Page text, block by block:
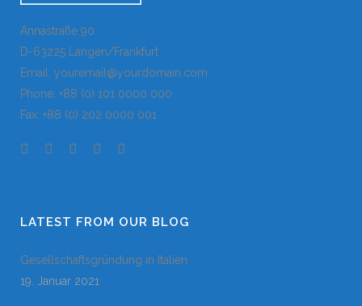
Annastraße 90
D-63225 Langen/Frankfurt
Email: youremail@yourdomain.com
Phone: +88 (0) 101 0000 000
Fax: +88 (0) 202 0000 001
LATEST FROM OUR BLOG
Gesellschaftsgründung in Italien
19. Januar 2021